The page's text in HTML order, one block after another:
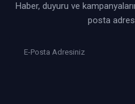
Haber, duyuru ve
posta